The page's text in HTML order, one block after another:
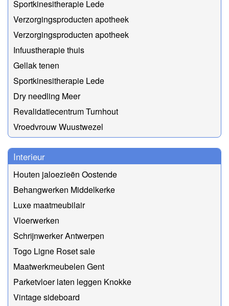
Sportkinesitherapie Lede
Verzorgingsproducten apotheek
Verzorgingsproducten apotheek
Infuustherapie thuis
Gellak tenen
Sportkinesitherapie Lede
Dry needling Meer
Revalidatiecentrum Turnhout
Vroedvrouw Wuustwezel
Interieur
Houten jaloezieën Oostende
Behangwerken Middelkerke
Luxe maatmeubilair
Vloerwerken
Schrijnwerker Antwerpen
Togo Ligne Roset sale
Maatwerkmeubelen Gent
Parketvloer laten leggen Knokke
Vintage sideboard